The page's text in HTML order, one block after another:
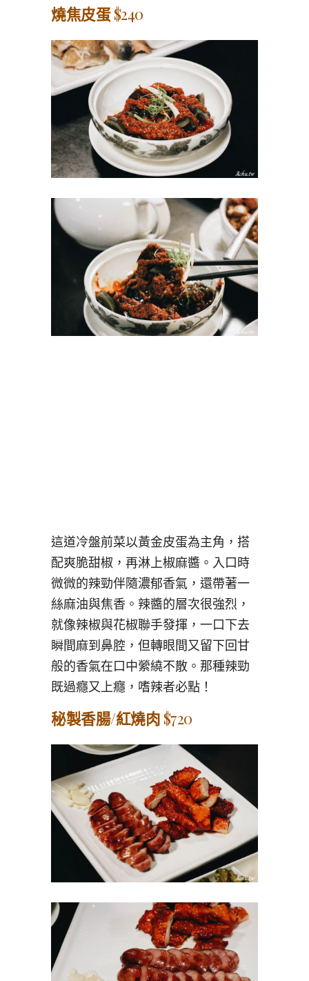
燒焦皮蛋$240
這道冷盤前菜以黃金皮蛋為主角，搭
配爽脆甜椒，再淋上椒麻醬。入口時
微微的辣勁伴隨濃郁香氣，還帶著一
絲麻油與焦香。辣醬的層次很強烈，
就像辣椒與花椒聯手發揮，一口下去
瞬間麻到鼻腔，但轉眼間又留下回甘
般的香氣在口中縈繞不散。那種辣勁
既過癮又上癮，嗜辣者必點！
秘製香腸/紅燒肉 $720